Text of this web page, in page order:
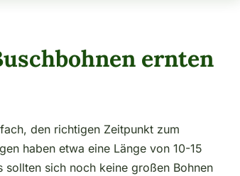
ernten
den richtigen Zeitpunkt zum
haben etwa eine Länge von 10-15
sich noch keine großen Bohnen